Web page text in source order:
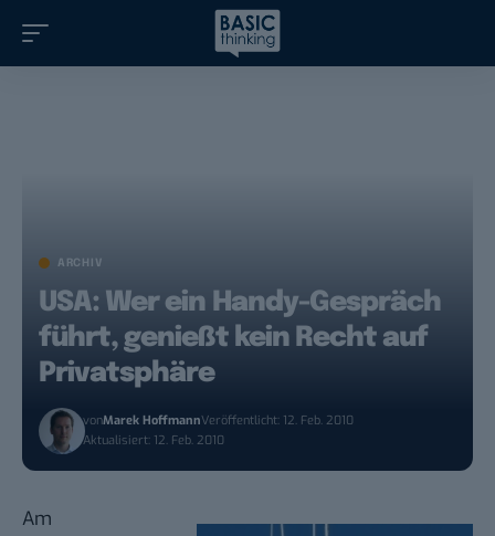
ARCHIV
USA: Wer ein Handy-Gespräch
führt, genießt kein Recht auf
Privatsphäre
vonMarek HoffmannVeröffentlicht: 12. Feb. 2010
Aktualisiert: 12. Feb. 2010
Am